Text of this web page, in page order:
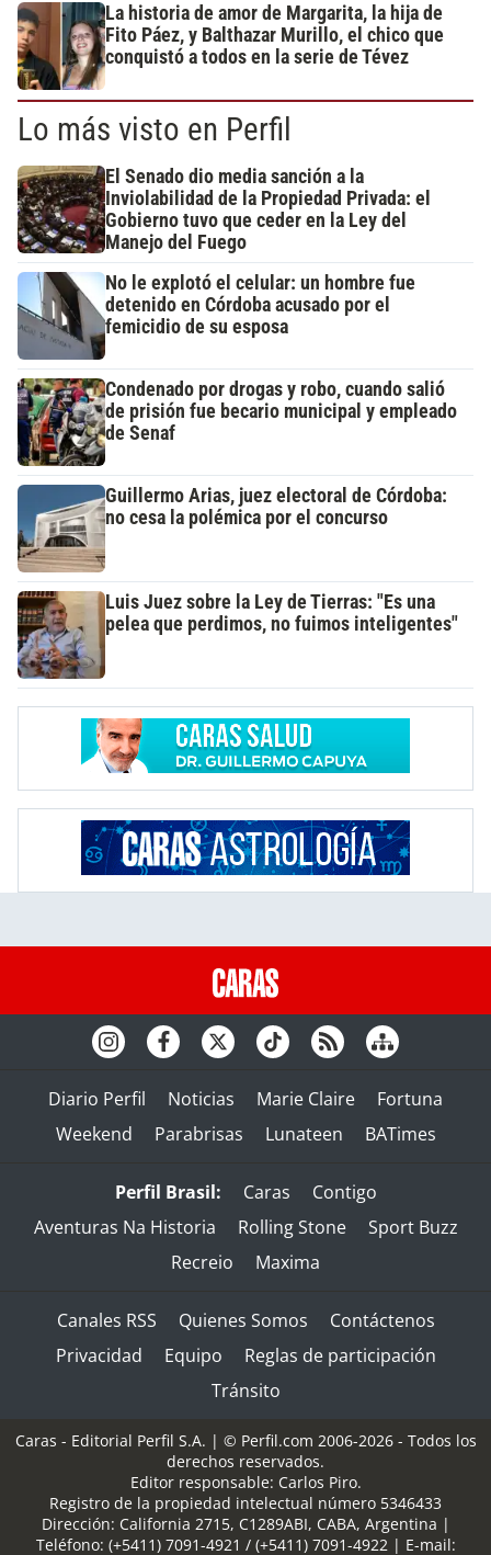
La historia de amor de Margarita, la hija de
Fito Páez, y Balthazar Murillo, el chico que
conquistó a todos en la serie de Tévez
Lo más visto en Perfil
El Senado dio media sanción a la
Inviolabilidad de la Propiedad Privada: el
Gobierno tuvo que ceder en la Ley del
Manejo del Fuego
No le explotó el celular: un hombre fue
detenido en Córdoba acusado por el
femicidio de su esposa
Condenado por drogas y robo, cuando salió
de prisión fue becario municipal y empleado
de Senaf
Guillermo Arias, juez electoral de Córdoba:
no cesa la polémica por el concurso
Luis Juez sobre la Ley de Tierras: "Es una
pelea que perdimos, no fuimos inteligentes"
Diario Perfil Noticias Marie Claire
Fortuna
Weekend
Parabrisas Lunateen BATimes
Perfil Brasil: Caras
Contigo
Aventuras Na Historia
Rolling Stone
Sport Buzz
Recreio
Maxima
Canales RSS Quienes Somos
Contáctenos
Privacidad
Equipo
Reglas de participación
Tránsito
Caras - Editorial Perfil S.A. | © Perfil.com 2006-2026 - Todos los
derechos reservados.
Editor responsable: Carlos Piro.
Registro de la propiedad intelectual número 5346433
Dirección: California 2715, C1289ABI, CABA, Argentina |
Teléfono: (+5411) 7091-4921 / (+5411) 7091-4922 | E-mail: